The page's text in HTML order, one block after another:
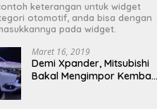
keterangan untuk widget
otomotif, anda bisa dengan
pada widget.
Maret 16, 2019
Demi Xpander, Mitsubishi
Bakal Mengimpor Kembali